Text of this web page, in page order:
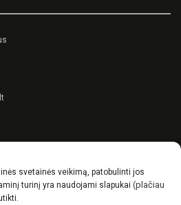
svetainės veikimą, patobulinti jos
turinį yra naudojami slapukai (plačiau